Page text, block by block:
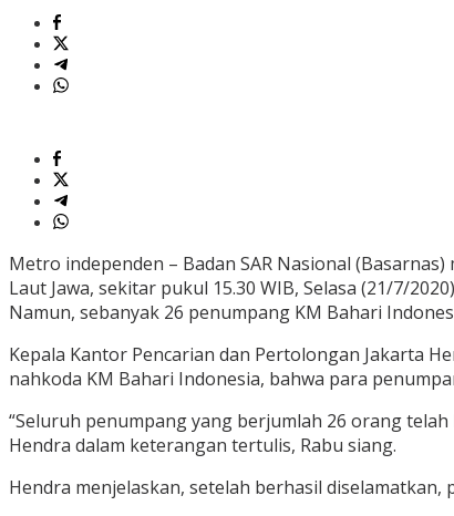
Metro independen – Badan SAR Nasional
Laut Jawa, sekitar pukul 15.30 WIB, Selasa (21/7/
Namun, sebanyak 26 penumpang KM Bahari
Kepala Kantor Pencarian dan Pertolongan Jakarta
nahkoda KM Bahari Indonesia, bahwa para
“Seluruh penumpang yang berjumlah 26 orang
Hendra dalam keterangan tertulis, Rabu siang.
Hendra menjelaskan, setelah berhasil diselamatkan,